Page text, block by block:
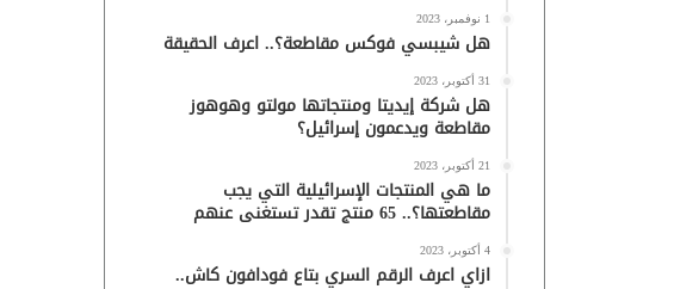
1 نوفمبر، 2023
هل شيبسي فوكس مقاطعة؟.. اعرف الحقيقة
31 أكتوبر، 2023
هل شركة إيديتا ومنتجاتها مولتو وهوهوز
مقاطعة ويدعمون إسرائيل؟
21 أكتوبر، 2023
ما هي المنتجات الإسرائيلية التي يجب
مقاطعتها؟.. 65 منتج تقدر تستغنى عنهم
4 أكتوبر، 2023
ازاي اعرف الرقم السري بتاع فودافون كاش..